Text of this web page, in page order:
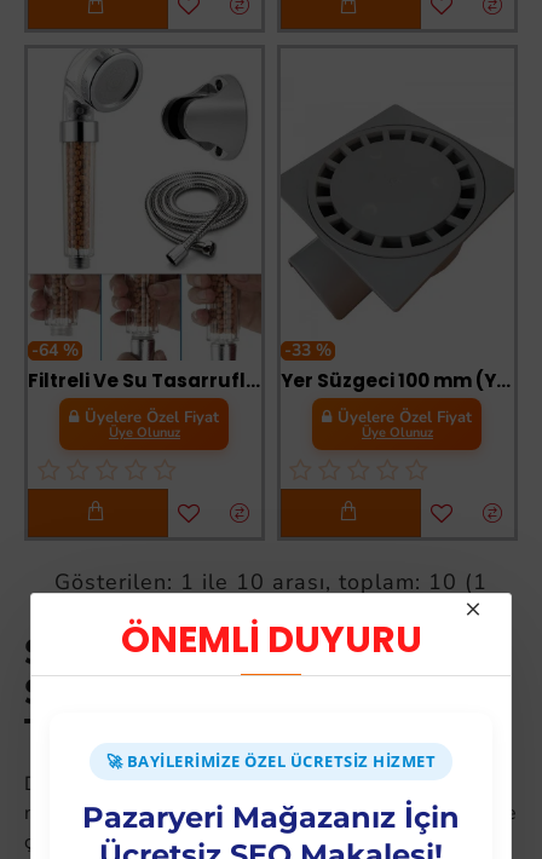
ÖNEMLİ DUYURU
🚀 BAYILERIMIZE ÖZEL ÜCRETSIZ HIZMET
Pazaryeri Mağazanız İçin
-64 %
Filtreli Ve Su Tasarruflu Arıtmalı Duş Başlığı Seti Boncuklu Başlık Hortum Ve Mafsal Set
Üyelere Özel Fiyat
Üye Olunuz
-33 %
Yer Süzgeci 100 mm (Yandan)
Üyelere Özel Fiyat
Üye Olunuz
Gösterilen: 1 ile 10 arası, toplam: 10 (1
Sayfa)
Sıhhı Tesisat: Stoksuz
Satış ile Trendyol ve
Trendyol'da Kazanın
Dropshipping dünyasındasıhhı tesisatkategorisi, düşük
maliyetli başlangıç ve yüksek büyüme potansiyeliyle öne
çıkar. Trendyol'da bu kategoride günlük binlerce arama